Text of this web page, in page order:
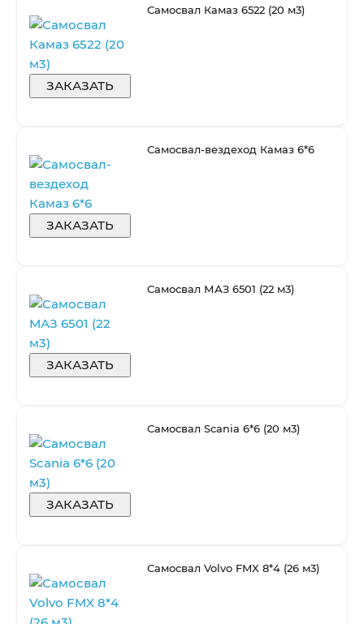
ЗАКАЗАТЬ
Самосвал Камаз 6522 (20 м3)
ЗАКАЗАТЬ
Самосвал-вездеход Камаз 6*6
ЗАКАЗАТЬ
Самосвал МАЗ 6501 (22 м3)
ЗАКАЗАТЬ
Самосвал Scania 6*6 (20 м3)
Самосвал Volvo FMX 8*4 (26 м3)